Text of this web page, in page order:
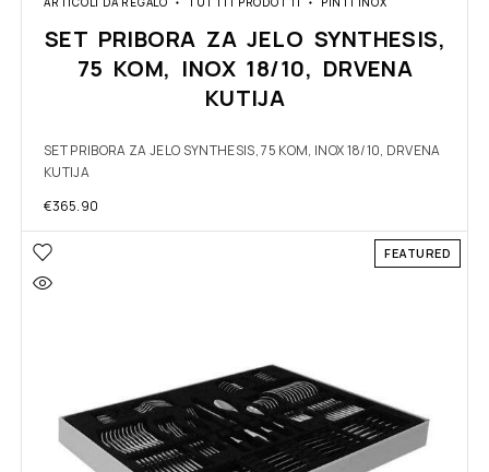
SET PRIBORA ZA JELO SYNTHESIS,
75 KOM, INOX 18/10, DRVENA
KUTIJA
SET PRIBORA ZA JELO SYNTHESIS, 75 KOM, INOX 18/10, DRVENA
KUTIJA
€365.90
FEATURED